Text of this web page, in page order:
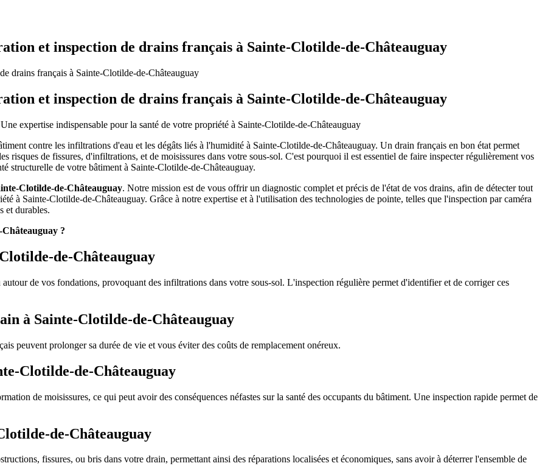
et inspection de drains français à Sainte-Clotilde-de-Châteauguay
et inspection de drains français à Sainte-Clotilde-de-Châteauguay
Une expertise indispensable pour la santé de votre propriété à Sainte-Clotilde-de-Châteauguay
contre les infiltrations d'eau et les dégâts liés à l'humidité à Sainte-Clotilde-de-Châteauguay. Un drain français en bon état permet
risques de fissures, d'infiltrations, et de moisissures dans votre sous-sol. C'est pourquoi il est essentiel de faire inspecter régulièrement vos
structurelle de votre bâtiment à Sainte-Clotilde-de-Châteauguay.
Clotilde-de-Châteauguay. Notre mission est de vous offrir un diagnostic complet et précis de l'état de vos drains, afin de détecter tout
à Sainte-Clotilde-de-Châteauguay. Grâce à notre expertise et à l'utilisation des technologies de pointe, telles que l'inspection par caméra
et durables.
?
de-Châteauguay
de vos fondations, provoquant des infiltrations dans votre sous-sol. L'inspection régulière permet d'identifier et de corriger ces
à Sainte-Clotilde-de-Châteauguay
peuvent prolonger sa durée de vie et vous éviter des coûts de remplacement onéreux.
Clotilde-de-Châteauguay
de moisissures, ce qui peut avoir des conséquences néfastes sur la santé des occupants du bâtiment. Une inspection rapide permet de
de-Châteauguay
fissures, ou bris dans votre drain, permettant ainsi des réparations localisées et économiques, sans avoir à déterrer l'ensemble de